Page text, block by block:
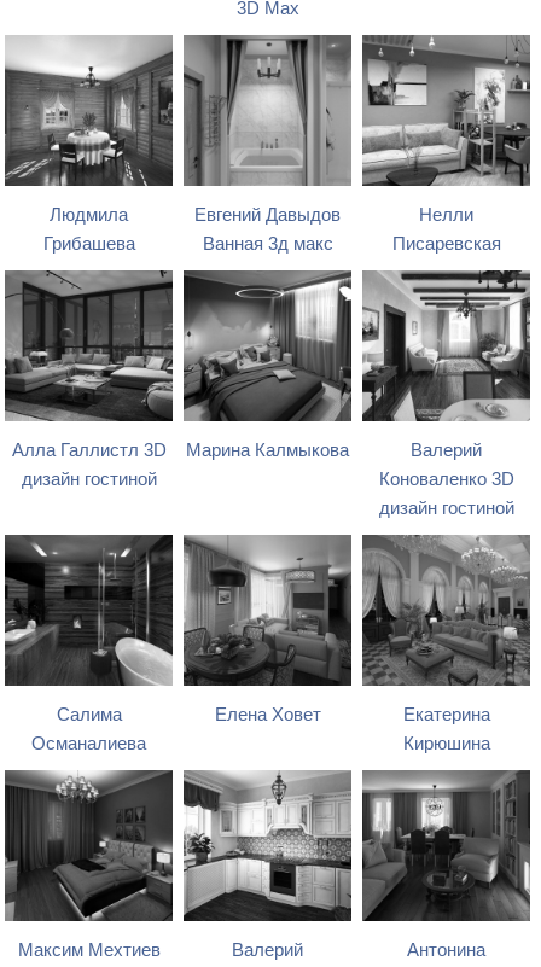
3D Max
Людмила
Грибашева
Евгений Давыдов
Ванная 3д макс
Нелли
Писаревская
Алла Галлистл 3D
дизайн гостиной
Марина Калмыкова
Валерий
Коноваленко 3D
дизайн гостиной
Салима
Османалиева
Елена Ховет
Екатерина
Кирюшина
Максим Мехтиев
Валерий
Антонина